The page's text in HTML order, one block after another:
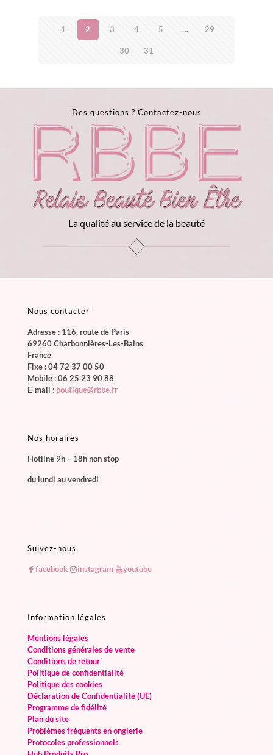
1 2 3 4 5 … 29
30 31
Des questions ? Contactez-nous
La qualité au service de la beauté
Nous contacter
Adresse : 116, route de Paris
69260 Charbonnières-Les-Bains
France
Fixe :04 72 37 00 50
Mobile :06 25 23 90 88
E-mail : boutique@rbbe.fr
Nos horaires
Hotline 9h – 18h non stop
du lundi au vendredi
Suivez-nous
facebook instagram youtube
Information légales
Mentions légales
Conditions générales de vente
Conditions de retour
Politique de confidentialité
Politique des cookies
Déclaration de Confidentialité (UE)
Programme de fidélité
Plan du site
Problèmes fréquents en onglerie
Protocoles professionnels